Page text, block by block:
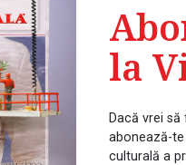
la
Dacă vrei
abonează-te
culturală a